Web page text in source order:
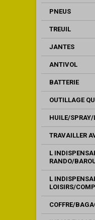
PNEUS
TREUIL
JANTES
ANTIVOL
BATTERIE
OUTILLAGE
HUILE/SPRAY/
TRAVAILLER
L
RANDO/
L
LOISIRS/
COFFRE/